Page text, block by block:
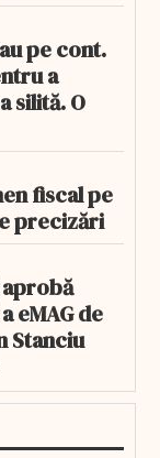
pe cont.
a
silită. O
fiscal pe
precizări
eMAG de
Stanciu